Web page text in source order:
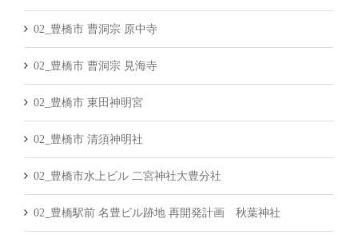
02_豊橋市 曹洞宗 原中寺
02_豊橋市 曹洞宗 見海寺
02_豊橋市 東田神明宮
02_豊橋市 清須神明社
02_豊橋市水上ビル 二宮神社大豊分社
02_豊橋駅前 名豊ビル跡地 再開発計画 秋葉神社